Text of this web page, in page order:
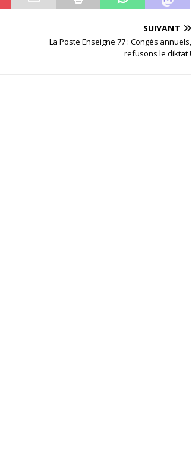
SUIVANT
La Poste Enseigne 77 : Congés annuels,
refusons le diktat !